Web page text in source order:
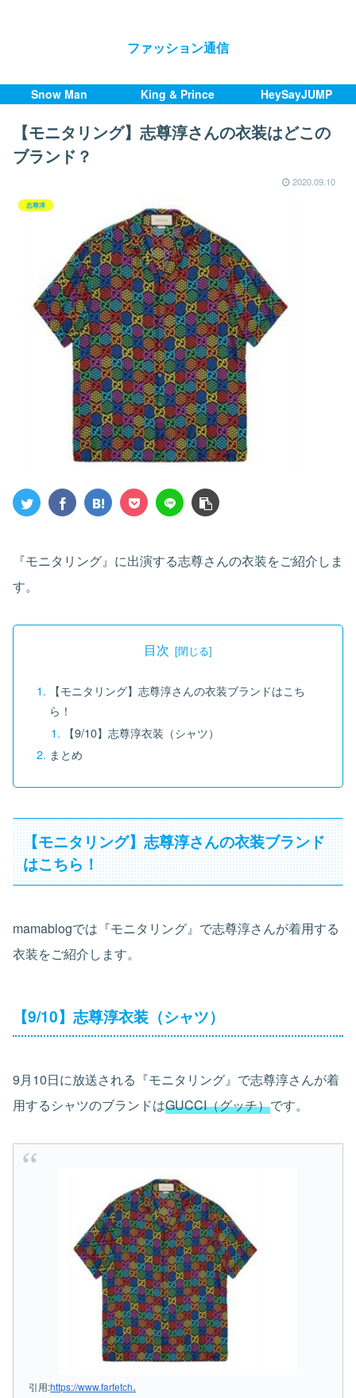
ファッション通信
Snow Man King & Prince HeySayJUMP
【モニタリング】志尊淳さんの衣装はどこの
ブランド？
2020.09.10
志尊淳
『モニタリング』に出演する志尊さんの衣装をご紹介しま
す。
目次
【モニタリング】志尊淳さんの衣装ブランドはこち
ら！
【9/10】志尊淳衣装（シャツ）
まとめ
【モニタリング】志尊淳さんの衣装ブランド
はこちら！
mamablogでは『モニタリング』で志尊淳さんが着用する
衣装をご紹介します。
【9/10】志尊淳衣装（シャツ）
9月10日に放送される『モニタリング』で志尊淳さんが着
用するシャツのブランドはGUCCI（グッチ）です。
引用:https://www.farfetch.